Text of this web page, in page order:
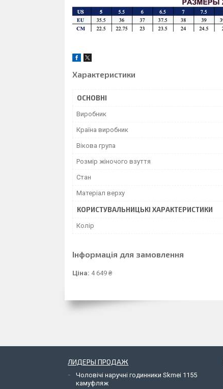
Характеристики
ОСНОВНІ
Виробник
Країна виробник
Вікова група
Розмір жіночого взуття
Стан
Матеріал верху
КОРИСТУВАЛЬНИЦЬКІ ХАРАКТЕРИСТИКИ
Колір
Інформація для замовлення
Ціна: 4 649 ₴
ЛИДЕРЫ ПРОДАЖ
Чоловічі наручні годинники Skmei 1155
камуфляж